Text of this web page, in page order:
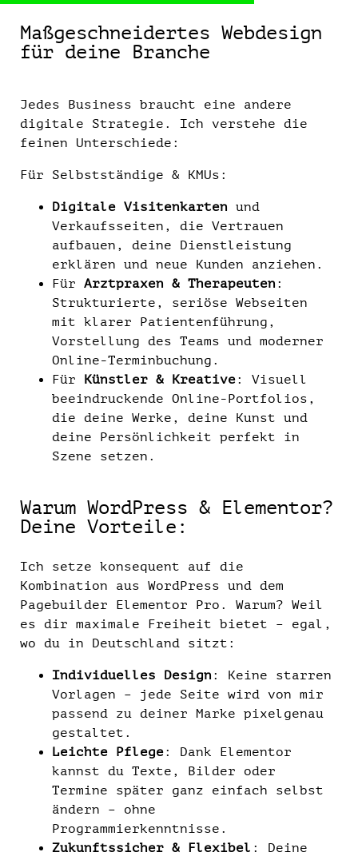
Maßgeschneidertes Webdesign
für deine Branche
Jedes Business braucht eine andere
digitale Strategie. Ich verstehe die
feinen Unterschiede:
Für Selbstständige & KMUs:
Digitale Visitenkarten und
Verkaufsseiten, die Vertrauen
aufbauen, deine Dienstleistung
erklären und neue Kunden anziehen.
Für Arztpraxen & Therapeuten :
Strukturierte, seriöse Webseiten
mit klarer Patientenführung,
Vorstellung des Teams und moderner
Online-Terminbuchung.
Für Künstler & Kreative: Visuell
beeindruckende Online-Portfolios,
die deine Werke, deine Kunst und
deine Persönlichkeit perfekt in
Szene setzen.
Warum WordPress & Elementor?
Deine Vorteile:
Ich setze konsequent auf die
Kombination aus WordPress und dem
Pagebuilder Elementor Pro. Warum? Weil
es dir maximale Freiheit bietet – egal,
wo du in Deutschland sitzt:
Individuelles Design : Keine starren
Vorlagen – jede Seite wird von mir
passend zu deiner Marke pixelgenau
gestaltet.
Leichte Pflege: Dank Elementor
kannst du Texte, Bilder oder
Termine später ganz einfach selbst
ändern – ohne
Programmierkenntnisse.
Zukunftssicher & Flexibel : Deine